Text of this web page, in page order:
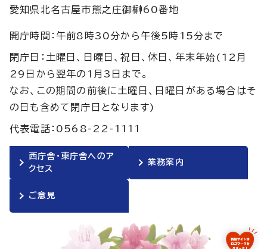
愛知県北名古屋市熊之庄御榊60番地
開庁時間：午前8時30分から午後5時15分まで
閉庁日：土曜日、日曜日、祝日、休日、年末年始(12月
29日から翌年の1月3日まで。
なお、この期間の前後に土曜日、日曜日がある場合はそ
の日も含めて閉庁日となります)
代表電話：0568-22-1111
西庁舎・東庁舎へのア
クセス
業務案内
ご意見